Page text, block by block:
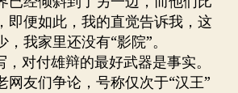
即便如此，我的直觉告诉我，这
我家里还没有“影院”。
，对付雄辩的最好武器是事实。
网友们争论，号称仅次于“汉王”